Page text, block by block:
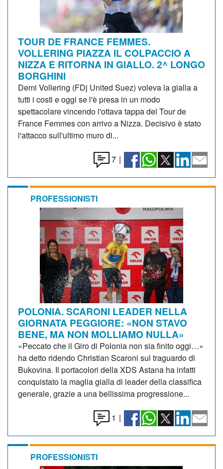
TOUR DE FRANCE FEMMES.
VOLLERING PIAZZA IL COLPACCIO A
NIZZA E RITORNA IN GIALLO. 2^ LONGO
BORGHINI
Demi Vollering (FDj United Suez) voleva la gialla a
tutti i costi e oggi se l'è presa in un modo
spettacolare vincendo l'ottava tappa del Tour de
France Femmes con arrivo a Nizza. Decisivo è stato
l'attacco sull'ultimo muro di...
7 |
PROFESSIONISTI
POLONIA. SCARONI LEADER NELLA
GIORNATA PEGGIORE: «NON STAVO
BENE, MA NON MOLLIAMO NULLA»
«Peccato che il Giro di Polonia non sia finito oggi…»
ha detto ridendo Christian Scaroni sul traguardo di
Bukovina. Il portacolori della XDS Astana ha infatti
conquistato la maglia gialla di leader della classifica
generale, grazie a una bellissima progressione...
1 |
PROFESSIONISTI